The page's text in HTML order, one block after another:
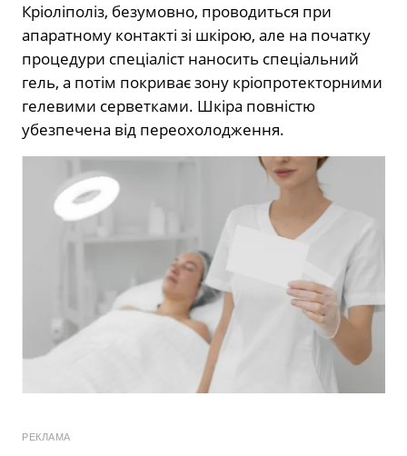
Кріоліполіз, безумовно, проводиться при
апаратному контакті зі шкірою, але на початку
процедури спеціаліст наносить спеціальний
гель, а потім покриває зону кріопротекторними
гелевими серветками. Шкіра повністю
убезпечена від переохолодження.
РЕКЛАМА